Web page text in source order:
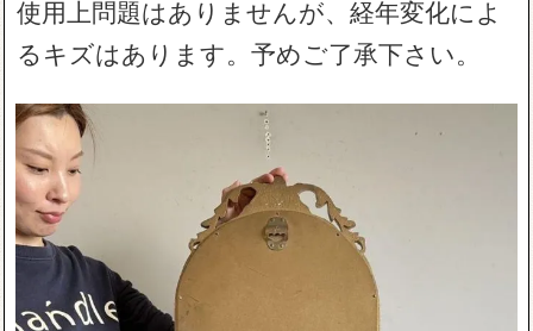
使用上問題はありませんが、経年変化によ
るキズはあります。予めご了承下さい。